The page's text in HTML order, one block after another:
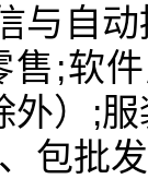
与自
售;软
外）;
包批